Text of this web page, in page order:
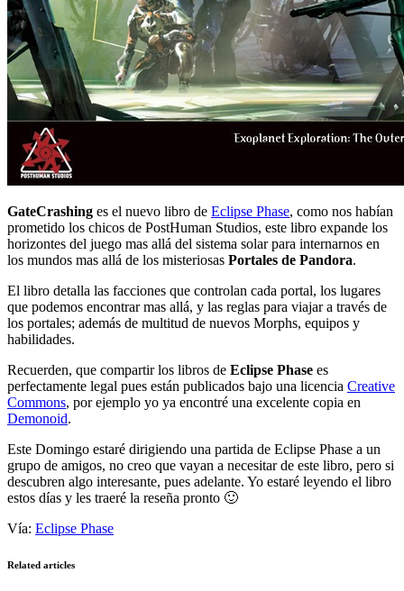
GateCrashing es el nuevo libro de Eclipse Phase, como nos habían
prometido los chicos de PostHuman Studios, este libro expande los
horizontes del juego mas allá del sistema solar para internarnos en
los mundos mas allá de los misteriosas Portales de Pandora.
El libro detalla las facciones que controlan cada portal, los lugares
que podemos encontrar mas allá, y las reglas para viajar a través de
los portales; además de multitud de nuevos Morphs, equipos y
habilidades.
Recuerden, que compartir los libros de Eclipse Phase es
perfectamente legal pues están publicados bajo una licencia Creative
Commons, por ejemplo yo ya encontré una excelente copia en
Demonoid.
Este Domingo estaré dirigiendo una partida de Eclipse Phase a un
grupo de amigos, no creo que vayan a necesitar de este libro, pero si
descubren algo interesante, pues adelante. Yo estaré leyendo el libro
estos días y les traeré la reseña pronto 🙂
Vía: Eclipse Phase
Related articles